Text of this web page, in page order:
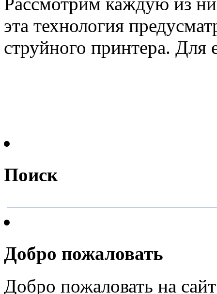
эта технология
струйного принтера. Для
Поиск
Добро пожаловать
Добро пожаловать на